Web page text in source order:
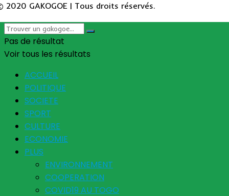
2020 GAKOGOE | Tous droits réservés.
Pas de résultat
Voir tous les résultats
ACCUEIL
POLITIQUE
SOCIETE
SPORT
CULTURE
ECONOMIE
PLUS
ENVIRONNEMENT
COOPERATION
COVID19 AU TOGO